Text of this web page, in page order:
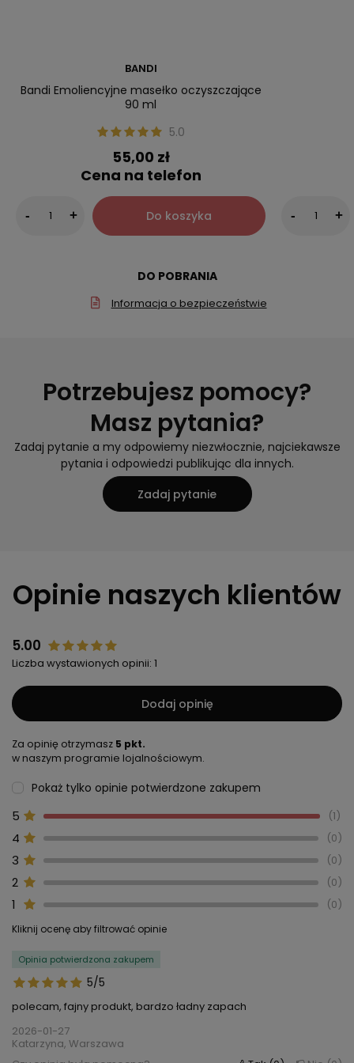
BANDI
Bandi Emoliencyjne masełko oczyszczające
90 ml
5.0
55,00 zł
Cena na telefon
- + Do koszyka - +
DO POBRANIA
Informacja o bezpieczeństwie
Potrzebujesz pomocy?
Masz pytania?
Zadaj pytanie a my odpowiemy niezwłocznie, najciekawsze
pytania i odpowiedzi publikując dla innych.
Zadaj pytanie
Opinie naszych klientów
5.00
Liczba wystawionych opinii: 1
Dodaj opinię
Za opinię otrzymasz 5 pkt.
w naszym programie lojalnościowym.
Pokaż tylko opinie potwierdzone zakupem
5 1
4 0
3 0
2 0
1 0
Kliknij ocenę aby filtrować opinie
5/5
Opinia potwierdzona zakupem
polecam, fajny produkt, bardzo ładny zapach
2026-01-27
Katarzyna, Warszawa